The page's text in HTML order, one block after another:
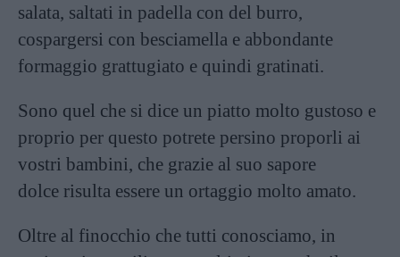
salata, saltati in padella con del burro,
cospargersi con besciamella e abbondante
formaggio grattugiato e quindi gratinati.
Sono quel che si dice un piatto molto gustoso e
proprio per questo potrete persino proporli ai
vostri bambini, che grazie al suo sapore
dolce risulta essere un ortaggio molto amato.
Oltre al finocchio che tutti conosciamo, in